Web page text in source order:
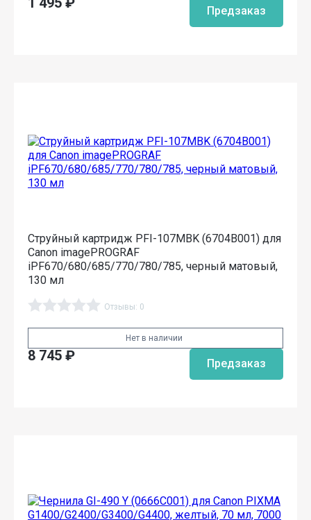
Предзаказ
Струйный картридж PFI-107MBK (6704B001) для
Canon imagePROGRAF
iPF670/680/685/770/780/785, черный матовый,
130 мл
Отзывы: 0
Нет в наличии
8 745 ₽ Предзаказ